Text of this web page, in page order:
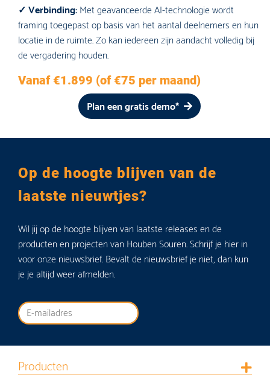
✓ Verbinding:Met geavanceerde AI-technologie wordt
framing toegepast op basis van het aantal deelnemers en hun
locatie in de ruimte. Zo kan iedereen zijn aandacht volledig bij
de vergadering houden.
Vanaf €1.899 (of €75 per maand)
Plan een gratis demo*
Op de hoogte blijven van de
laatste nieuwtjes?
Wil jij op de hoogte blijven van laatste releases en de
producten en projecten van Houben Souren. Schrijf je hier in
voor onze nieuwsbrief. Bevalt de nieuwsbrief je niet, dan kun
je je altijd weer afmelden.
Producten